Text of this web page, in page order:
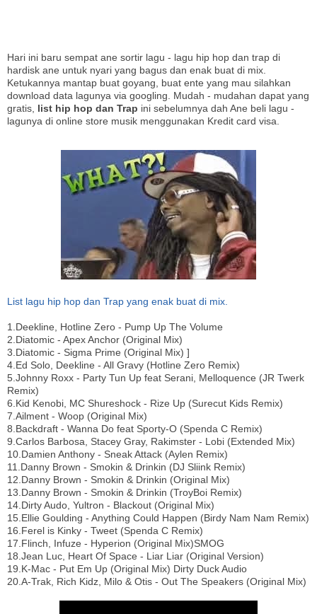
Hari ini baru sempat ane sortir lagu - lagu hip hop dan trap di
hardisk ane untuk nyari yang bagus dan enak buat di mix.
Ketukannya mantap buat goyang, buat ente yang mau silahkan
download data lagunya via googling. Mudah - mudahan dapat yang
gratis, list hip hop dan Trap ini sebelumnya dah Ane beli lagu -
lagunya di online store musik menggunakan Kredit card visa.
List lagu hip hop dan Trap yang enak buat di mix.
1.Deekline, Hotline Zero - Pump Up The Volume
2.Diatomic - Apex Anchor (Original Mix)
3.Diatomic - Sigma Prime (Original Mix) ]
4.Ed Solo, Deekline - All Gravy (Hotline Zero Remix)
5.Johnny Roxx - Party Tun Up feat Serani, Melloquence (JR Twerk
Remix)
6.Kid Kenobi, MC Shureshock - Rize Up (Surecut Kids Remix)
7.Ailment - Woop (Original Mix)
8.Backdraft - Wanna Do feat Sporty-O (Spenda C Remix)
9.Carlos Barbosa, Stacey Gray, Rakimster - Lobi (Extended Mix)
10.Damien Anthony - Sneak Attack (Aylen Remix)
11.Danny Brown - Smokin & Drinkin (DJ Sliink Remix)
12.Danny Brown - Smokin & Drinkin (Original Mix)
13.Danny Brown - Smokin & Drinkin (TroyBoi Remix)
14.Dirty Audo, Yultron - Blackout (Original Mix)
15.Ellie Goulding - Anything Could Happen (Birdy Nam Nam Remix)
16.Ferel is Kinky - Tweet (Spenda C Remix)
17.Flinch, Infuze - Hyperion (Original Mix)SMOG
18.Jean Luc, Heart Of Space - Liar Liar (Original Version)
19.K-Mac - Put Em Up (Original Mix) Dirty Duck Audio
20.A-Trak, Rich Kidz, Milo & Otis - Out The Speakers (Original Mix)